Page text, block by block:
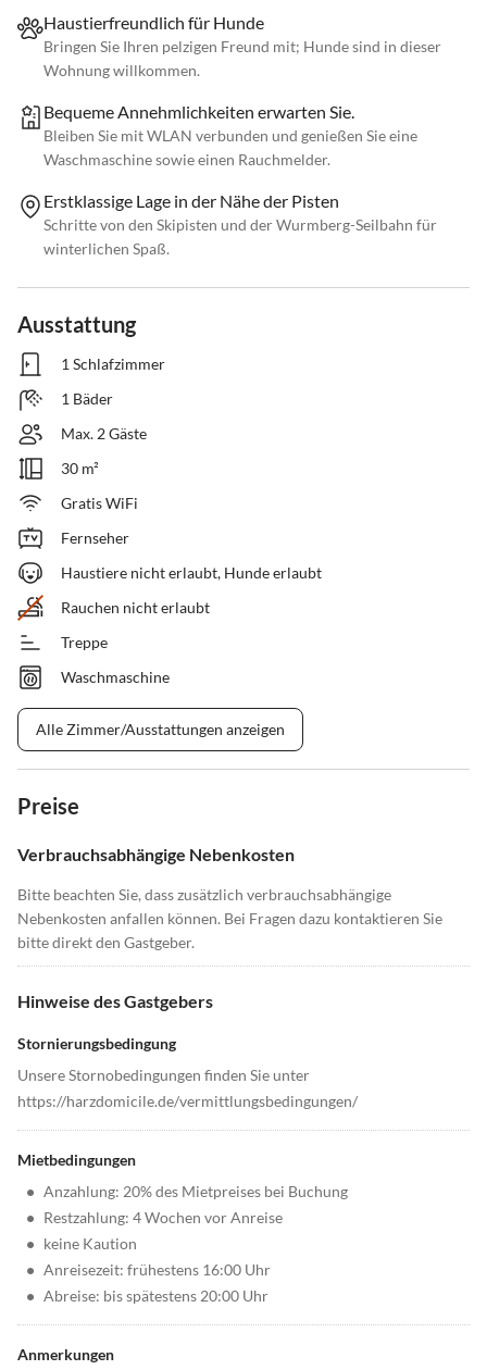
Haustierfreundlich für Hunde
Bringen Sie Ihren pelzigen Freund mit; Hunde sind in dieser
Wohnung willkommen.
Bequeme Annehmlichkeiten erwarten Sie.
Bleiben Sie mit WLAN verbunden und genießen Sie eine
Waschmaschine sowie einen Rauchmelder.
Erstklassige Lage in der Nähe der Pisten
Schritte von den Skipisten und der Wurmberg-Seilbahn für
winterlichen Spaß.
Ausstattung
1 Schlafzimmer
1 Bäder
Max. 2 Gäste
30 m²
Gratis WiFi
Fernseher
Haustiere nicht erlaubt, Hunde erlaubt
Rauchen nicht erlaubt
Treppe
Waschmaschine
Alle Zimmer/Ausstattungen anzeigen
Preise
Verbrauchsabhängige Nebenkosten
Bitte beachten Sie, dass zusätzlich verbrauchsabhängige
Nebenkosten anfallen können. Bei Fragen dazu kontaktieren Sie
bitte direkt den Gastgeber.
Hinweise des Gastgebers
Stornierungsbedingung
Unsere Stornobedingungen finden Sie unter
https://harzdomicile.de/vermittlungsbedingungen/
Mietbedingungen
• Anzahlung: 20% des Mietpreises bei Buchung
• Restzahlung: 4 Wochen vor Anreise
• keine Kaution
• Anreisezeit: frühestens 16:00 Uhr
• Abreise: bis spätestens 20:00 Uhr
Anmerkungen